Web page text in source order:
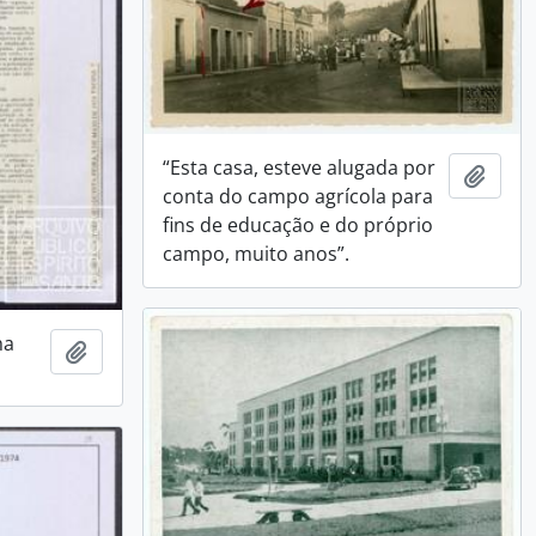
Adicionar a área de transferência
“Esta casa, esteve alugada por
conta do campo agrícola para
fins de educação e do próprio
campo, muito anos”.